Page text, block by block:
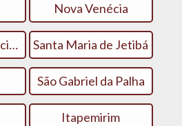
Nova Venécia
Barra de São Francisco Santa Maria de Jetibá
São Gabriel da Palha
Itapemirim